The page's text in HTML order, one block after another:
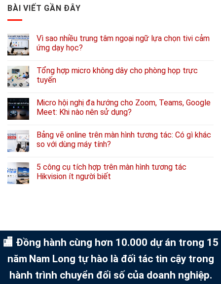
BÀI VIẾT GẦN ĐÂY
Vì sao nhiều trung tâm ngoại ngữ lựa chọn tivi cảm
ứng dạy học?
Tổng hợp micro không dây cho phòng họp trực
tuyến
Micro hội nghị đa hướng cho Zoom, Teams, Google
Meet: Khi nào nên sử dụng?
Bảng vẽ online trên màn hình tương tác: Có gì khác
so với dùng máy tính?
5 công cụ tích hợp trên màn hình tương tác
Hikvision ít người biết
🏬 Đồng hành cùng hơn 10.000 dự án trong 15
năm Nam Long tự hào là đối tác tin cậy trong
hành trình chuyển đổi số của doanh nghiệp.